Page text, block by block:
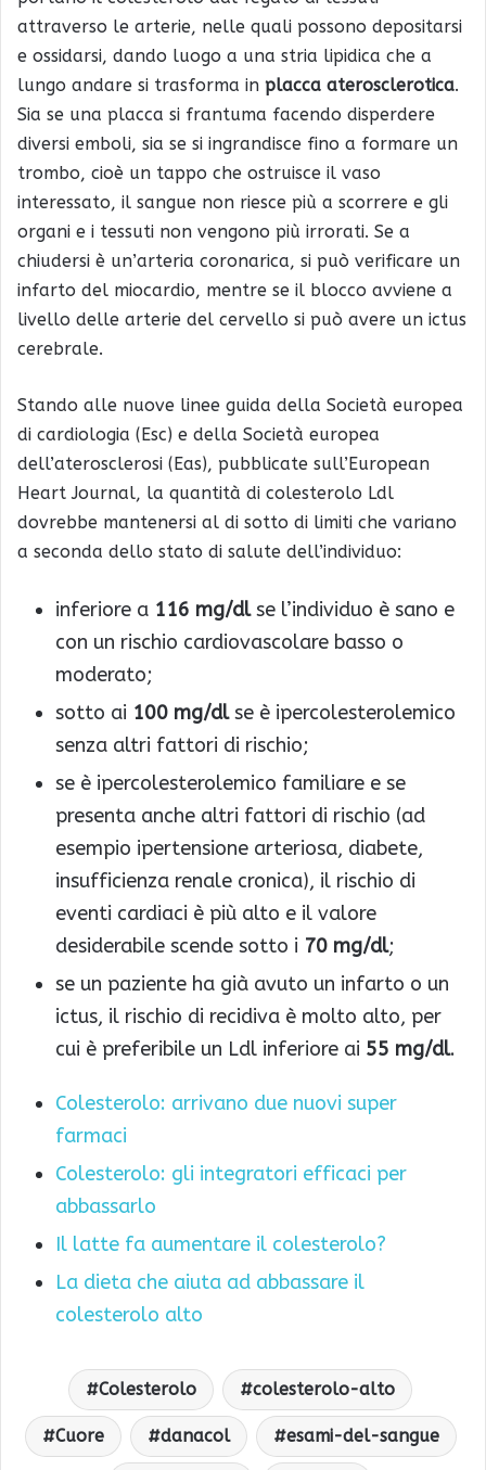
attraverso le arterie, nelle quali possono depositarsi
e ossidarsi, dando luogo a una stria lipidica che a
lungo andare si trasforma in placca aterosclerotica.
Sia se una placca si frantuma facendo disperdere
diversi emboli, sia se si ingrandisce fino a formare un
trombo, cioè un tappo che ostruisce il vaso
interessato, il sangue non riesce più a scorrere e gli
organi e i tessuti non vengono più irrorati. Se a
chiudersi è un’arteria coronarica, si può verificare un
infarto del miocardio, mentre se il blocco avviene a
livello delle arterie del cervello si può avere un ictus
cerebrale.
Stando alle nuove linee guida della Società europea
di cardiologia (Esc) e della Società europea
dell’aterosclerosi (Eas), pubblicate sull’European
Heart Journal, la quantità di colesterolo Ldl
dovrebbe mantenersi al di sotto di limiti che variano
a seconda dello stato di salute dell’individuo:
inferiore a 116 mg/dlse l’individuo è sano e
con un rischio cardiovascolare basso o
moderato;
sotto ai 100 mg/dlse è ipercolesterolemico
senza altri fattori di rischio;
se è ipercolesterolemico familiare e se
presenta anche altri fattori di rischio (ad
esempio ipertensione arteriosa, diabete,
insufficienza renale cronica), il rischio di
eventi cardiaci è più alto e il valore
desiderabile scende sotto i 70 mg/dl;
se un paziente ha già avuto un infarto o un
ictus, il rischio di recidiva è molto alto, per
cui è preferibile un Ldl inferiore ai 55 mg/dl.
Colesterolo: arrivano due nuovi super
farmaci
Colesterolo: gli integratori efficaci per
abbassarlo
Il latte fa aumentare il colesterolo?
La dieta che aiuta ad abbassare il
colesterolo alto
Colesterolo colesterolo-alto
Cuore danacol esami-del-sangue